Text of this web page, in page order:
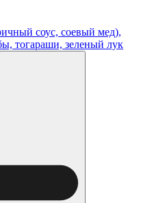
соус, соевый мед),
тогараши, зеленый лук